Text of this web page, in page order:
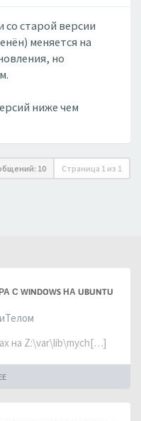
старой версии
меняется на
но
ниже чем
10 Страница 1 из 1
WINDOWS НА UBUNTU
на Z:\var\lib\mych[…]